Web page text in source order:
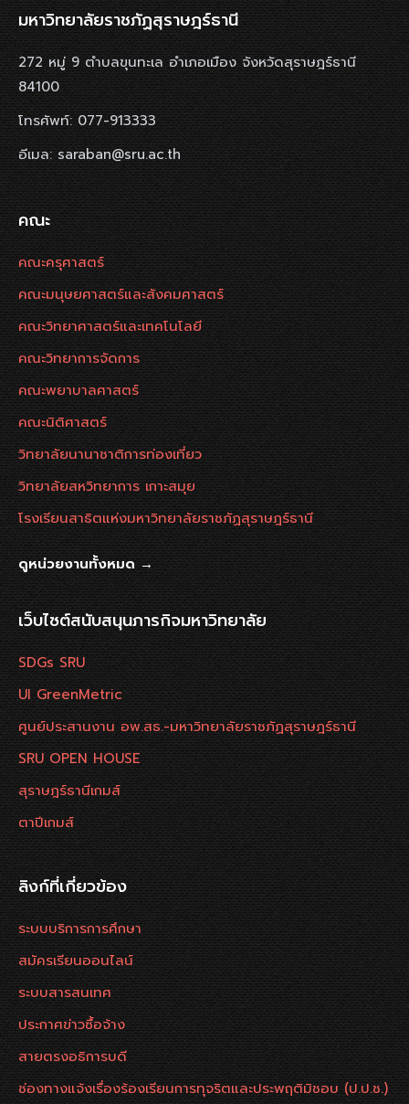
มหาวิทยาลัยราชภัฏสุราษฎร์ธานี
272 หมู่ 9 ตำบลขุนทะเล อำเภอเมือง จังหวัดสุราษฎร์ธานี
84100
โทรศัพท์: 077-913333
อีเมล: saraban@sru.ac.th
คณะ
คณะครุศาสตร์
คณะมนุษยศาสตร์และสังคมศาสตร์
คณะวิทยาศาสตร์และเทคโนโลยี
คณะวิทยาการจัดการ
คณะพยาบาลศาสตร์
คณะนิติศาสตร์
วิทยาลัยนานาชาติการท่องเที่ยว
วิทยาลัยสหวิทยาการ เกาะสมุย
โรงเรียนสาธิตแห่งมหาวิทยาลัยราชภัฏสุราษฎร์ธานี
ดูหน่วยงานทั้งหมด →
เว็บไซต์สนับสนุนภารกิจมหาวิทยาลัย
SDGs SRU
UI GreenMetric
ศูนย์ประสานงาน อพ.สธ.-มหาวิทยาลัยราชภัฏสุราษฎร์ธานี
SRU OPEN HOUSE
สุราษฎร์ธานีเกมส์
ตาปีเกมส์
ลิงก์ที่เกี่ยวข้อง
ระบบบริการการศึกษา
สมัครเรียนออนไลน์
ระบบสารสนเทศ
ประกาศข่าวซื้อจ้าง
สายตรงอธิการบดี
ช่องทางแจ้งเรื่องร้องเรียนการทุจริตและประพฤติมิชอบ (ป.ป.ช.)